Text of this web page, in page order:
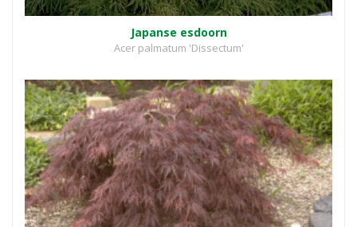
Japanse esdoorn
Acer palmatum 'Dissectum'